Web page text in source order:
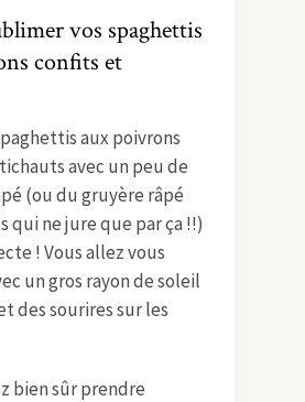
vos spaghettis
confits et
aux poivrons
avec un peu de
(ou du gruyère râpé
qui ne jure que par ça !!)
! Vous allez vous
un gros rayon de soleil
des sourires sur les
bien sûr prendre